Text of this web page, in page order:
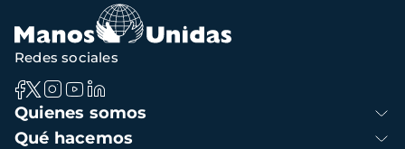
Navegación
principal
Quienes somos
Qué hacemos
Redes sociales